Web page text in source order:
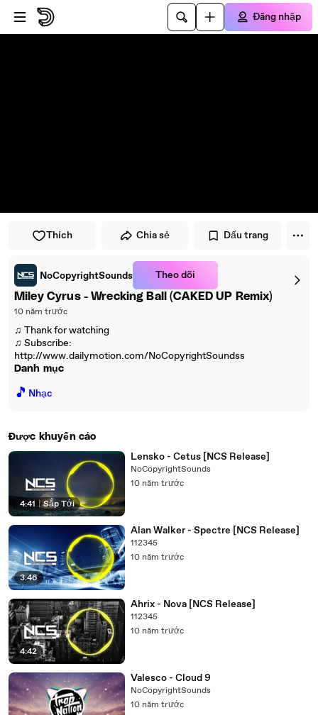
Đi đến trình phát
Đi đến nội dung chính
Đăng nhập
Thích Chia sẻ Dấu trang
NoCopyrightSounds Theo dõi
Miley Cyrus - Wrecking Ball (CAKED UP Remix)
10 năm trước
♫ Thank for watching
♫ Subscribe:
http://www.dailymotion.com/NoCopyrightSoundss
Danh mục
🎵 Nhạc
Được khuyến cáo
4:41 | Sắp Tới
Lensko - Cetus [NCS Release]
NoCopyrightSounds
10 năm trước
3:46
Alan Walker - Spectre [NCS Release]
112345
10 năm trước
4:42
Ahrix - Nova [NCS Release]
112345
10 năm trước
Valesco - Cloud 9
NoCopyrightSounds
10 năm trước